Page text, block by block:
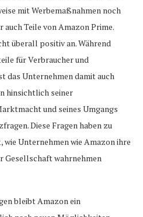
mit Werbemaßnahmen noch
Teile von Amazon Prime.
überall positiv an. Während
für Verbraucher und
das Unternehmen damit auch
hinsichtlich seiner
und seines Umgangs
Diese Fragen haben zu
Unternehmen wie Amazon ihre
Gesellschaft wahrnehmen
bleibt Amazon ein